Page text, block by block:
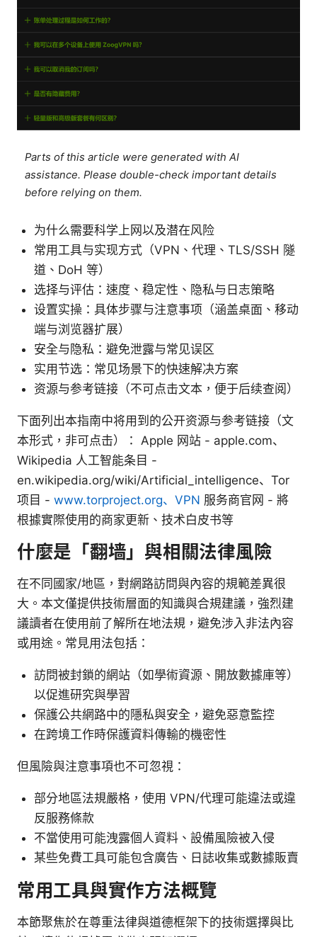
Parts of this article were generated with AI
assistance. Please double-check important details
before relying on them.
为什么需要科学上网以及潜在风险
常用工具与实现方式（VPN、代理、TLS/SSH 隧
道、DoH 等）
选择与评估：速度、稳定性、隐私与日志策略
设置实操：具体步骤与注意事项（涵盖桌面、移动
端与浏览器扩展）
安全与隐私：避免泄露与常见误区
实用节选：常见场景下的快速解决方案
资源与参考链接（不可点击文本，便于后续查阅）
下面列出本指南中将用到的公开资源与参考链接（文
本形式，非可点击）： Apple 网站 - apple.com、
Wikipedia 人工智能条目 -
en.wikipedia.org/wiki/Artificial_intelligence、Tor
项目 - www.torproject.org、VPN 服务商官网 - 將
根據實際使用的商家更新、技术白皮书等
什麼是「翻墙」與相關法律風險
在不同國家/地區，對網路訪問與內容的規範差異很
大。本文僅提供技術層面的知識與合規建議，強烈建
議讀者在使用前了解所在地法規，避免涉入非法內容
或用途。常見用法包括：
訪問被封鎖的網站（如學術資源、開放數據庫等）
以促進研究與學習
保護公共網路中的隱私與安全，避免惡意監控
在跨境工作時保護資料傳輸的機密性
但風險與注意事項也不可忽視：
部分地區法規嚴格，使用 VPN/代理可能違法或違
反服務條款
不當使用可能洩露個人資料、設備風險被入侵
某些免費工具可能包含廣告、日誌收集或數據販賣
常用工具與實作方法概覽
本節聚焦於在尊重法律與道德框架下的技術選擇與比